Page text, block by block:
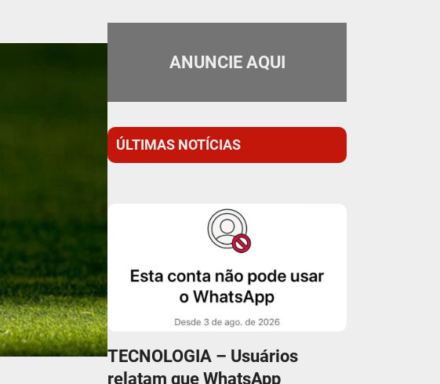
ANUNCIE AQUI
ÚLTIMAS NOTÍCIAS
TECNOLOGIA – Usuários
relatam que WhatsApp